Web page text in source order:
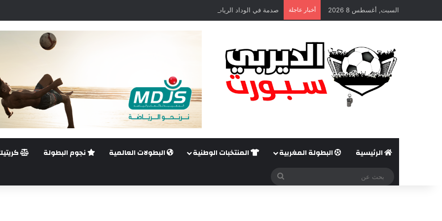
السبت, أغسطس 8 2026 أخبار عاجلة صدمة في الوداد الرياضي.. غيليرمي فيريرا يقترب من الجراحة بعد قطع في الرباط الصليبي
الرئيسية البطولة المغربية المنتخبات الوطنية البطولات العالمية نجوم البطولة